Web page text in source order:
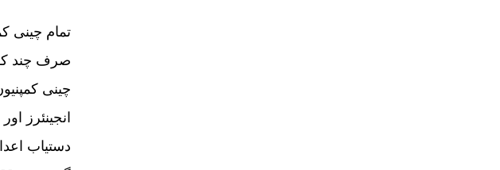
تمام چینی
صرف چند کو
چینی
انجینئرز
دستیاب